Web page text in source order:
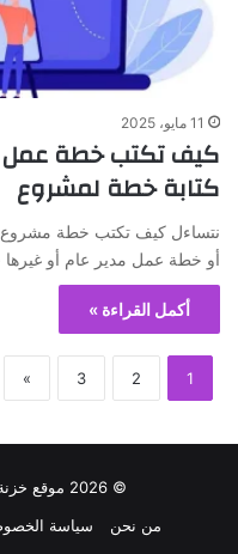
11 مايو، 2025
كيف تكتب خطة عمل
كتابة خطة لمشروع
نتساءل كيف تكتب خطة مشروع
أو خطة عمل مدير عام أو
أكمل القراءة »
1
2
3
»
© 2026 موقع خزنة - جميع الحقوق محفوظة ♥
من نحن
سياسة